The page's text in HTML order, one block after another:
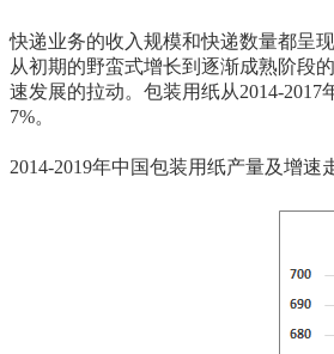
快递业务的收入规模和快递数量都呈
从初期的野蛮式增长到逐渐成熟阶段
速发展的拉动。包装用纸从2014-
7%。
2014-2019年中国包装用纸产量及增速